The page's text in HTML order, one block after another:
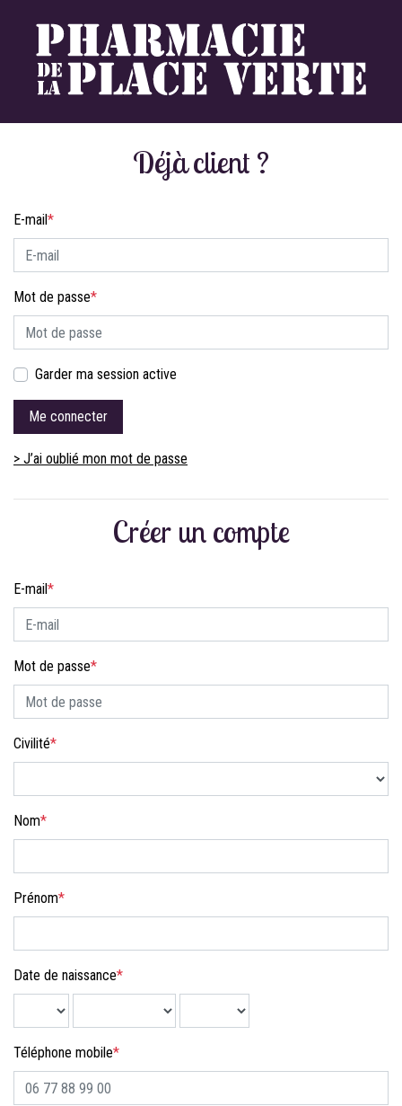
Créer un compte
E-mail*
Mot de passe*
Civilité*
Nom*
Prénom*
Date de naissance*
Téléphone mobile*
Déjà client ?
E-mail*
Mot de passe*
Garder ma session active
Me connecter
> J’ai oublié mon mot de passe